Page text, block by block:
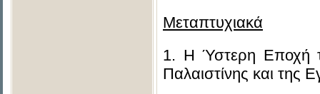
Μεταπτυχιακά
1. Η Ύστερη Εποχή
Παλαιστίνης και της